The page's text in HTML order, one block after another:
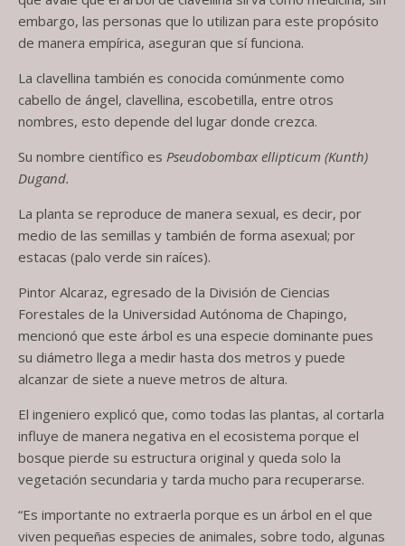
embargo, las personas que lo utilizan para este propósito
de manera empírica, aseguran que sí funciona.
La clavellina también es conocida comúnmente como
cabello de ángel, clavellina, escobetilla, entre otros
nombres, esto depende del lugar donde crezca.
Su nombre científico es Pseudobombax ellipticum (Kunth)
Dugand.
La planta se reproduce de manera sexual, es decir, por
medio de las semillas y también de forma asexual; por
estacas (palo verde sin raíces).
Pintor Alcaraz, egresado de la División de Ciencias
Forestales de la Universidad Autónoma de Chapingo,
mencionó que este árbol es una especie dominante pues
su diámetro llega a medir hasta dos metros y puede
alcanzar de siete a nueve metros de altura.
El ingeniero explicó que, como todas las plantas, al cortarla
influye de manera negativa en el ecosistema porque el
bosque pierde su estructura original y queda solo la
vegetación secundaria y tarda mucho para recuperarse.
“Es importante no extraerla porque es un árbol en el que
viven pequeñas especies de animales, sobre todo, algunas